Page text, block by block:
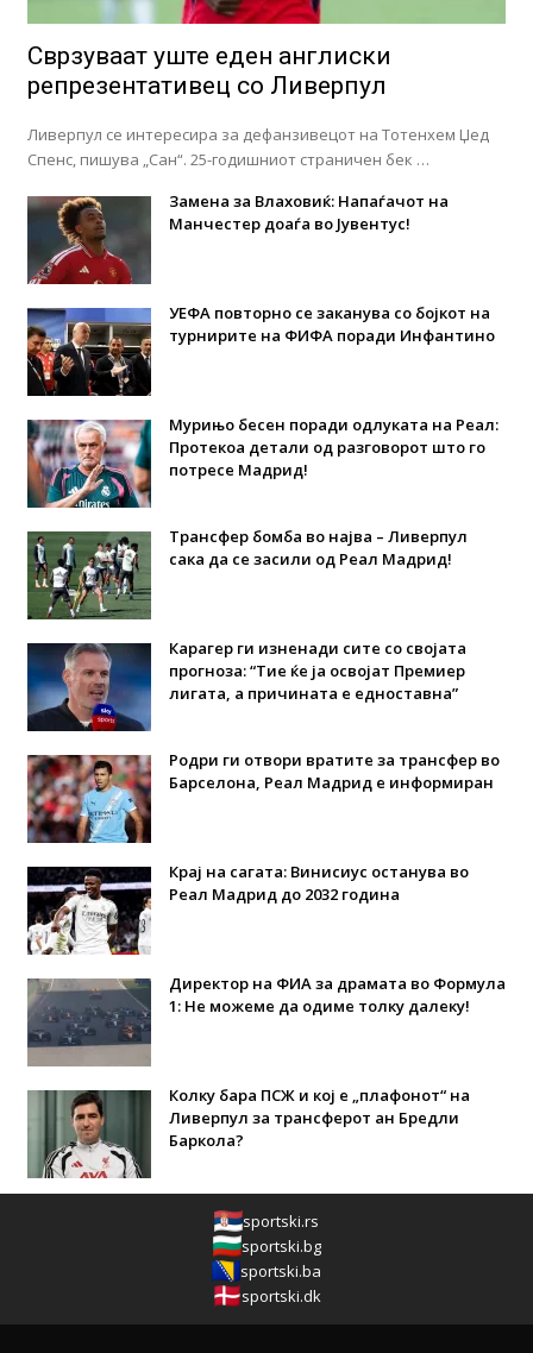
Сврзуваат уште еден англиски
репрезентативец со Ливерпул
Ливерпул се интересира за дефанзивецот на Тотенхем Џед
Спенс, пишува „Сан“. 25-годишниот страничен бек …
Замена за Влаховиќ: Напаѓачот на
Манчестер доаѓа во Јувентус!
УЕФА повторно се заканува со бојкот на
турнирите на ФИФА поради Инфантино
Мурињо бесен поради одлуката на Реал:
Протекоа детали од разговорот што го
потресе Мадрид!
Трансфер бомба во најва – Ливерпул
сака да се засили од Реал Мадрид!
Карагер ги изненади сите со својата
прогноза: “Тие ќе ја освојат Премиер
лигата, а причината е едноставна”
Родри ги отвори вратите за трансфер во
Барселона, Реал Мадрид е информиран
Крај на сагата: Винисиус останува во
Реал Мадрид до 2032 година
Директор на ФИА за драмата во Формула
1: Не можеме да одиме толку далеку!
Колку бара ПСЖ и кој е „плафонот“ на
Ливерпул за трансферот ан Бредли
Баркола?
sportski.rs
sportski.bg
sportski.ba
sportski.dk